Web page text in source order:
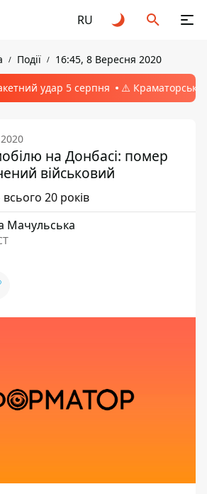
RU
Події 16:45, 8 Вересня 2020
удар 5 серпня ⚠️ Краматорськ,
на Донбасі: помер
військовий
20 років
Мачульська